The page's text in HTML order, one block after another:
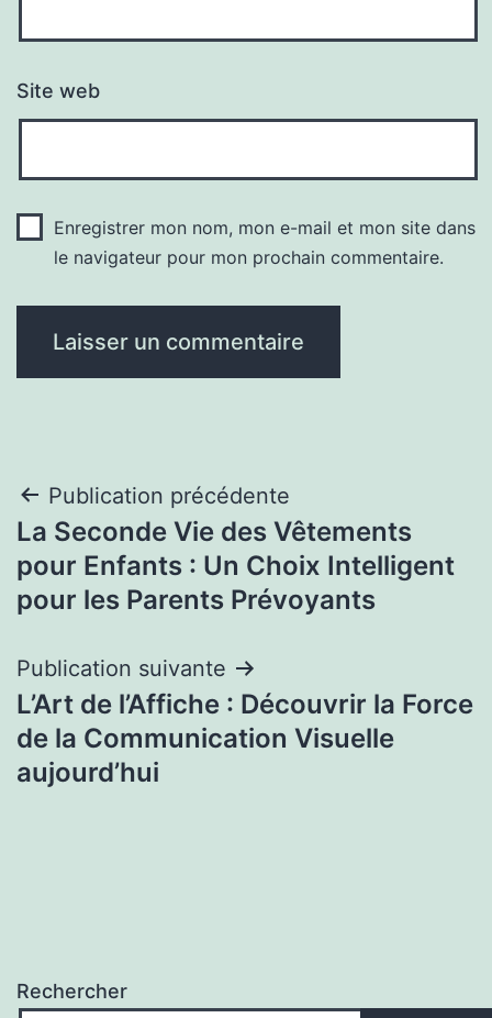
Site web
Enregistrer mon nom, mon e-mail et mon site dans
le navigateur pour mon prochain commentaire.
Navigation
de
l’article
Publication précédente
La Seconde Vie des Vêtements
pour Enfants : Un Choix Intelligent
pour les Parents Prévoyants
Publication suivante
L’Art de l’Affiche : Découvrir la Force
de la Communication Visuelle
aujourd’hui
Rechercher